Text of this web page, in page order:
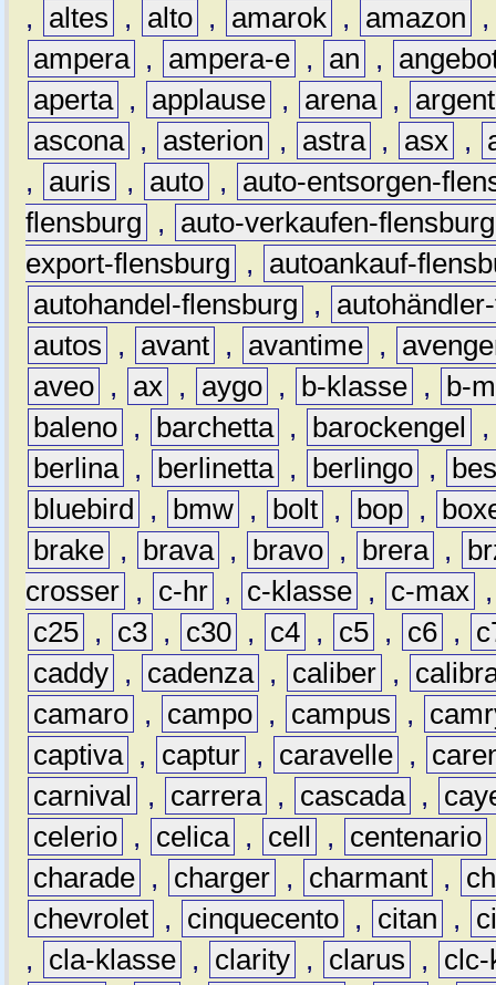
,
altes , alto , amarok , amazon
ampera , ampera-e , an ,
aperta , applause , arena ,
ascona , asterion , astra , asx ,
,
auris , auto ,
auto-entsorgen-
flensburg
,
auto-verkaufen-flensburg
export-flensburg
,
autoankauf-
autohandel-flensburg
,
autos
, avant , avantime ,
aveo , ax , aygo , b-klasse ,
b-
baleno , barchetta , barockengel
berlina , berlinetta , berlingo ,
bluebird
, bmw , bolt , bop ,
brake , brava , bravo , brera ,
crosser , c-hr , c-klasse , c-max
c25 , c3 , c30 , c4 , c5 , c6 ,
caddy , cadenza , caliber ,
camaro , campo , campus ,
captiva , captur , caravelle ,
carnival
, carrera , cascada ,
celerio , celica , cell , centenario
charade , charger , charmant ,
chevrolet , cinquecento , citan ,
,
cla-klasse , clarity , clarus ,
clc-